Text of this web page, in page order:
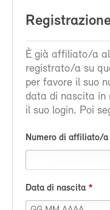
È già affiliato/a al
registrato/a su
per favore il suo
data di nascita in
il suo login. Poi
Numero di affiliato/a
Data di nascita